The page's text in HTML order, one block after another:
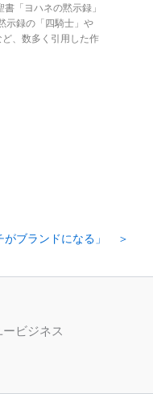
書「ヨハネの黙示録」
示録の「四騎士」や
ど、数多く引用した作
がブランドになる」 ＞
ビジネス